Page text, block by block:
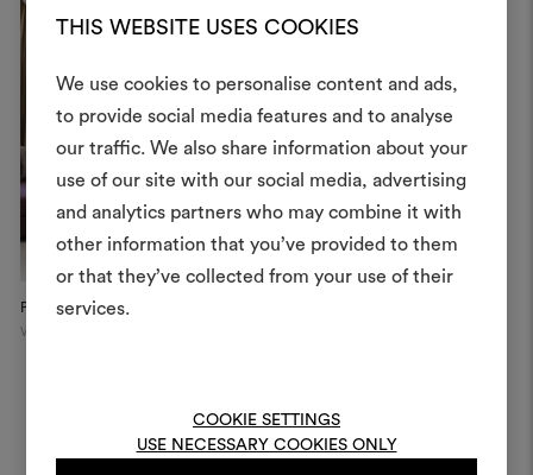
THIS WEBSITE USES COOKIES
We use cookies to personalise content and ads,
to provide social media features and to analyse
our traffic. We also share information about your
use of our site with our social media, advertising
and analytics partners who may combine it with
other information that you’ve provided to them
or that they’ve collected from your use of their
services.
COOKIE SETTINGS
USE NECESSARY COOKIES ONLY
Palazzo Vista
Verona
Crea
Uno strumento interattivo
e condividere le tue idee,